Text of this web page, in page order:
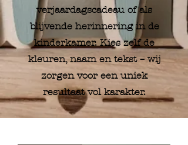
verjaardagscadeau of als
blijvende herinnering in de
kinderkamer. Kies zelf de
kleuren, naam en tekst – wij
zorgen voor een uniek
resultaat vol karakter.